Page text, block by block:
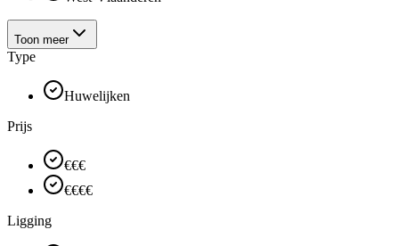
Toon meer
Type
Huwelijken
Prijs
€€€
€€€€
Ligging